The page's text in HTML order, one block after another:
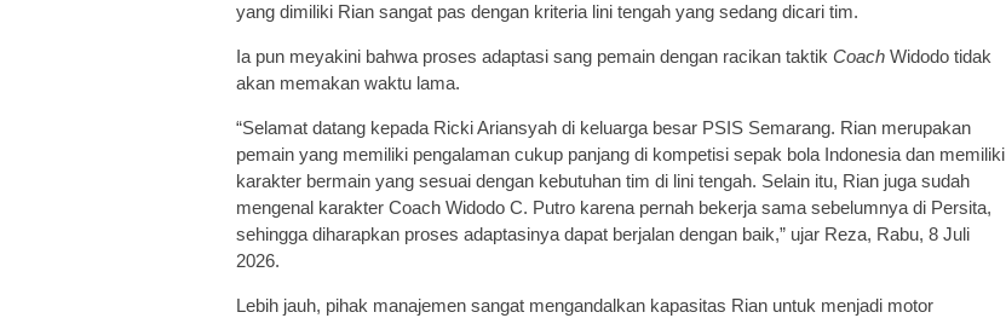
yang dimiliki Rian sangat pas dengan kriteria lini tengah yang sedang dicari tim.
Ia pun meyakini bahwa proses adaptasi sang pemain dengan racikan taktik Coach Widodo tidak
akan memakan waktu lama.
“Selamat datang kepada Ricki Ariansyah di keluarga besar PSIS Semarang. Rian merupakan
pemain yang memiliki pengalaman cukup panjang di kompetisi sepak bola Indonesia dan memiliki
karakter bermain yang sesuai dengan kebutuhan tim di lini tengah. Selain itu, Rian juga sudah
mengenal karakter Coach Widodo C. Putro karena pernah bekerja sama sebelumnya di Persita,
sehingga diharapkan proses adaptasinya dapat berjalan dengan baik,” ujar Reza, Rabu, 8 Juli
2026.
Lebih jauh, pihak manajemen sangat mengandalkan kapasitas Rian untuk menjadi motor